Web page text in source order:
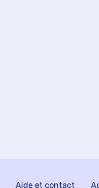
Aide et contact